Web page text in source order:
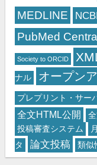
MEDLINE
PubMed Central
Society to ORCID
ナル オープン
プレプリント・サー
全文HTML公開 全
投稿審査システム
タ
論文投稿 類似